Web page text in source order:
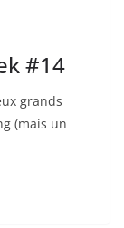
#14
grands
(mais un